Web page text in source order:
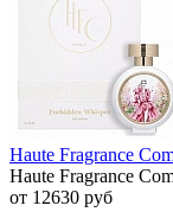
Haute Fragrance
Haute Fragrance
от 12630 руб